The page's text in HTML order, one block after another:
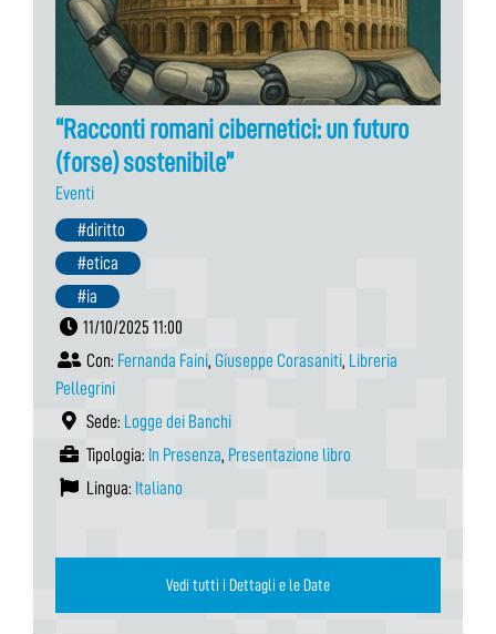
“Racconti romani cibernetici: un futuro
(forse) sostenibile”
Eventi
#diritto
#etica
#ia
11/10/2025 11:00
Con: Fernanda Faini, Giuseppe Corasaniti, Libreria
Pellegrini
Sede: Logge dei Banchi
Tipologia: In Presenza, Presentazione libro
Lingua: Italiano
Vedi tutti i Dettagli e le Date